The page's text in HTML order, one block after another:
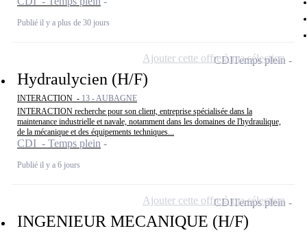
Publié il y a plus de 30 jours
Hydraulycien (H/F)
INTERACTION - 13 - AUBAGNE
INTERACTION recherche pour son client, entreprise spécialisée dans la
maintenance industrielle et navale, notamment dans les domaines de l'hydraulique,
de la mécanique et des équipements techniques...
CDI - Temps plein
Publié il y a 6 jours
CDITemps plein
Ajouter cette offre à ma sélection
INGENIEUR MECANIQUE (H/F)
CDITemps plein
Ajouter cette offre à ma sélection